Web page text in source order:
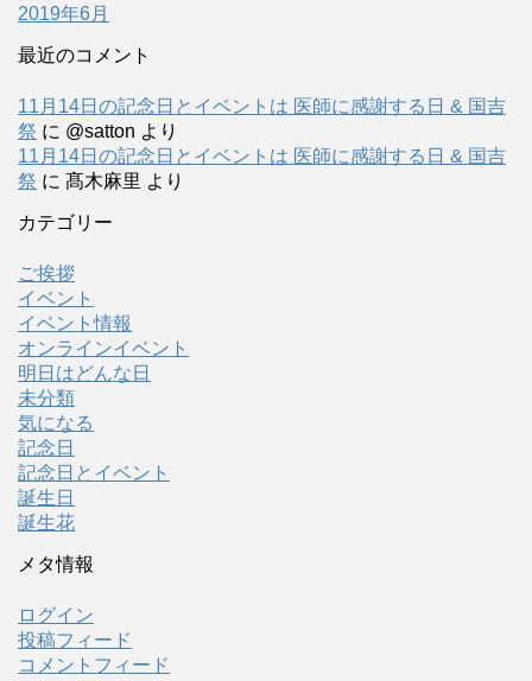
2019年6月
最近のコメント
11月14日の記念日とイベントは 医師に感謝する日 & 国吉
祭 に @satton より
11月14日の記念日とイベントは 医師に感謝する日 & 国吉
祭 に 髙木麻里 より
カテゴリー
ご挨拶
イベント
イベント情報
オンラインイベント
明日はどんな日
未分類
気になる
記念日
記念日とイベント
誕生日
誕生花
メタ情報
ログイン
投稿フィード
コメントフィード